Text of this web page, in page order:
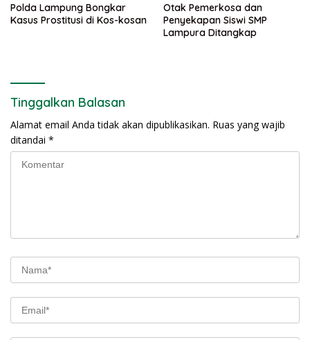
Polda Lampung Bongkar
Kasus Prostitusi di Kos-kosan
Otak Pemerkosa dan
Penyekapan Siswi SMP
Lampura Ditangkap
Tinggalkan Balasan
Alamat email Anda tidak akan dipublikasikan. Ruas yang wajib
ditandai *